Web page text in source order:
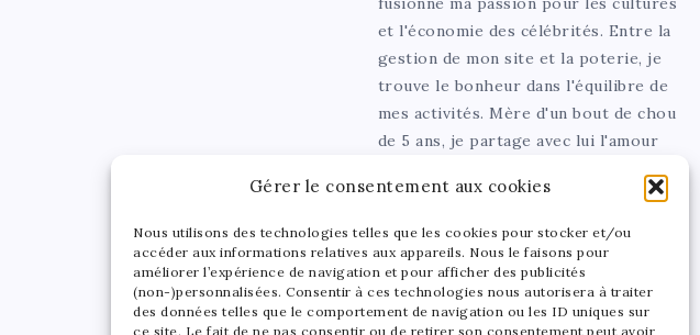
Gérer le consentement aux cookies
Nous utilisons des technologies telles que les cookies pour stocker et/ou
accéder aux informations relatives aux appareils. Nous le faisons pour
améliorer l’expérience de navigation et pour afficher des publicités
(non-)personnalisées. Consentir à ces technologies nous autorisera à traiter
des données telles que le comportement de navigation ou les ID uniques sur
ce site. Le fait de ne pas consentir ou de retirer son consentement peut avoir
et l'économie des célébrités. Entre la
gestion de mon site et la poterie, je
trouve le bonheur dans l'équilibre de
mes activités. Mère d'un bout de chou
de 5 ans, je partage avec lui l'amour